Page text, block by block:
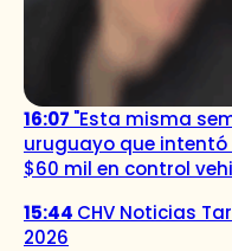
16:07 "Esta misma
uruguayo que
$60 mil en control
15:44 CHV Noticias
2026